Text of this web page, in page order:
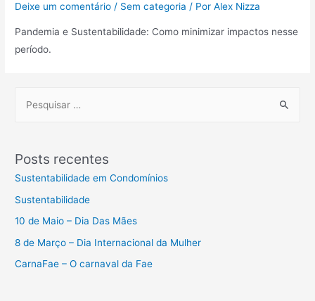
Deixe um comentário / Sem categoria / PorAlex Nizza
Pandemia e Sustentabilidade: Como minimizar impactos nesse
período.
Posts recentes
Sustentabilidade em Condomínios
Sustentabilidade
10 de Maio – Dia Das Mães
8 de Março – Dia Internacional da Mulher
CarnaFae – O carnaval da Fae